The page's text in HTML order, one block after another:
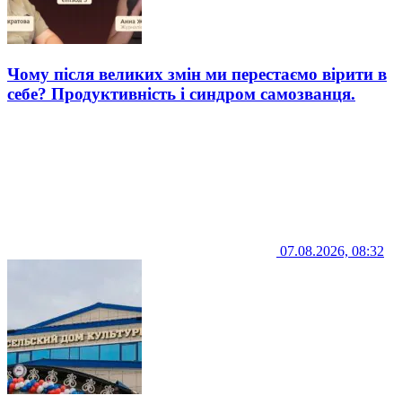
Чому після великих змін ми перестаємо вірити в
себе? Продуктивність і синдром самозванця.
07.08.2026, 08:32